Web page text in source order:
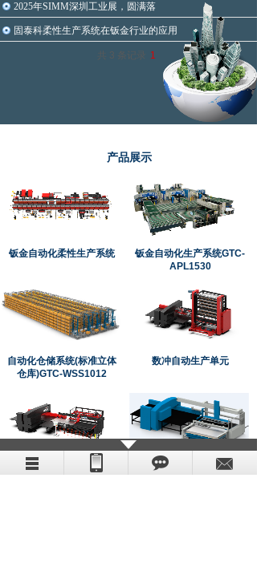
2025年SIMM深圳工业展，圆满落
固泰科柔性生产系统在钣金行业的应用
共 3 条记录 1
产品展示
钣金自动化柔性生产系统
钣金自动化生产系统GTC-
APL1530
自动化仓储系统(标准立体
仓库)GTC-WSS1012
数冲自动生产单元
数冲自动上下料设备 G型数冲上下料设备